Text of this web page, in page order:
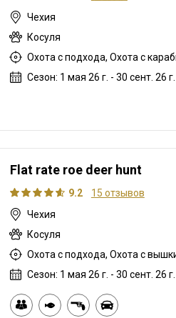
Чехия
Косуля
Охота с подхода, Охота с
Сезон: 1 мая 26 г. - 30 сент. 26 г.
Flat rate roe deer hunt
9.2
15 отзывов
Чехия
Косуля
Охота с подхода, Охота с
Сезон: 1 мая 26 г. - 30 сент. 26 г.